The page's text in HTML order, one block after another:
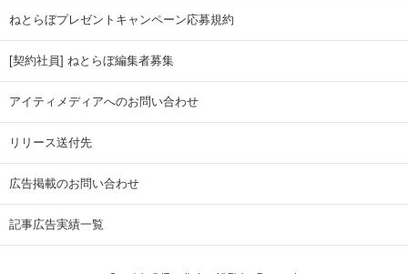
ねとらぼプレゼントキャンペーン応募規約
[契約社員] ねとらぼ編集者募集
アイティメディアへのお問い合わせ
リリース送付先
広告掲載のお問い合わせ
記事広告実績一覧